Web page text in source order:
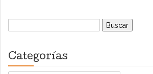
Buscar:
Categorías